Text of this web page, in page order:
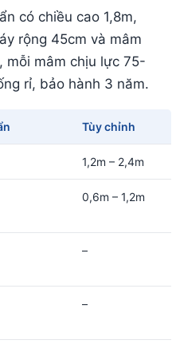
có chiều cao 1,8m,
rộng 45cm và mâm
mỗi mâm chịu lực 75-
rỉ, bảo hành 3 năm.
Tùy chỉnh
1,2m – 2,4m
0,6m – 1,2m
–
–